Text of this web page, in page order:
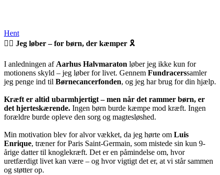
Hent
🏃‍♂️ Jeg løber – for børn, der kæmper 🎗️
I anledningen af Aarhus Halvmaraton løber jeg ikke kun for
motionens skyld – jeg løber for livet. Gennem Fundracerssamler
jeg penge ind til Børnecancerfonden, og jeg har brug for din hjælp.
Kræft er altid ubarmhjertigt – men når det rammer børn, er
det hjerteskærende. Ingen børn burde kæmpe mod kræft. Ingen
forældre burde opleve den sorg og magtesløshed.
Min motivation blev for alvor vækket, da jeg hørte om Luis
Enrique, træner for Paris Saint-Germain, som mistede sin kun 9-
årige datter til knoglekræft. Det er en påmindelse om, hvor
uretfærdigt livet kan være – og hvor vigtigt det er, at vi står sammen
og støtter op.